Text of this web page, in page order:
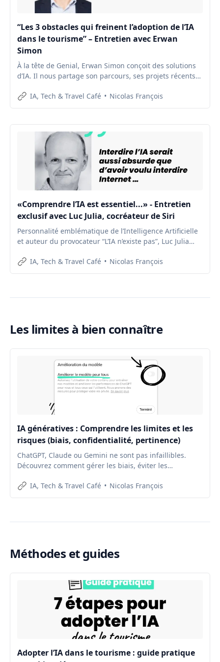
“Les 3 obstacles qui freinent l’adoption de l’IA
dans le tourisme” – Entretien avec Erwan
Simon
À la tête de Genial, Erwan Simon conçoit des solutions
d’IA. Il nous partage son parcours, ses projets récents
IA, Tech & Travel Café
Nicolas François
«Comprendre l’IA est essentiel...» - Entretien
exclusif avec Luc Julia, cocréateur de Siri
Personnalité emblématique de l’Intelligence Artificielle
et auteur du provocateur “L’IA n’existe pas”, Luc Julia
regard éclairé sur son évolution.
IA, Tech & Travel Café Nicolas François
Les limites à bien connaître
IA génératives : Comprendre les limites et les
risques (biais, confidentialité, pertinence)
ChatGPT, Claude ou Gemini ne sont pas infaillibles.
Découvrez comment gérer les biais, éviter les
IA, Tech & Travel Café
Nicolas François
Méthodes et guides
Adopter l’IA dans le tourisme : guide pratique